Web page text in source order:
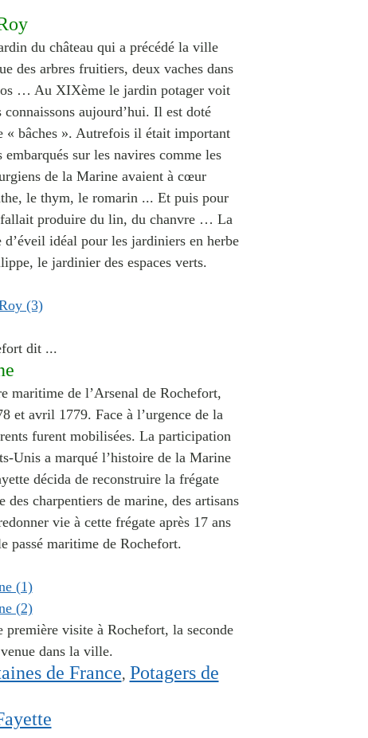
du château qui a précédé la ville
des arbres fruitiers, deux vaches dans
… Au XIXème le jardin potager voit
connaissons aujourd’hui. Il est doté
« bâches ». Autrefois il était important
sur les navires comme les
de la Marine avaient à cœur
le thym, le romarin ... Et puis pour
fallait produire du lin, du chanvre … La
d’éveil idéal pour les jardiniers en herbe
le jardinier des espaces verts.
dit ...
maritime de l’Arsenal de Rochefort,
et avril 1779. Face à l’urgence de la
furent mobilisées. La participation
Unis a marqué l’histoire de la Marine
décida de reconstruire la frégate
des charpentiers de marine, des artisans
vie à cette frégate après 17 ans
passé maritime de Rochefort.
visite à Rochefort, la seconde
dans la ville.
de France, Potagers de